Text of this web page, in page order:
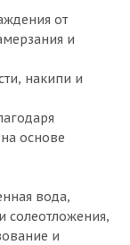
от
и
накипи и
основе
вода,
солеотложения,
и